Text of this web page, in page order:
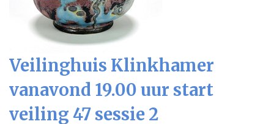
Veilinghuis Klinkhamer
vanavond 19.00 uur start
veiling 47 sessie 2